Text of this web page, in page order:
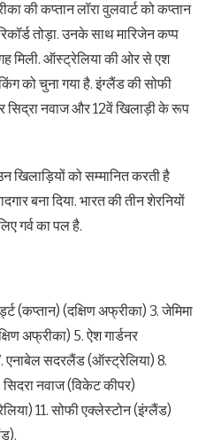
की कप्तान लॉरा वुलवार्ट को कप्तान
तोड़ा. उनके साथ मारिजेन कप्प
मिली. ऑस्ट्रेलिया की ओर से एश
को चुना गया है. इंग्लैंड की सोफी
सिद्रा नवाज और 12वें खिलाड़ी के रूप
खिलाड़ियों को सम्मानित करती है
बना दिया. भारत की तीन शेरनियों
गर्व का पल है.
(कप्तान) (दक्षिण अफ्रीका) 3. जेमिमा
अफ्रीका) 5. ऐश गार्डनर
एनाबेल सदरलैंड (ऑस्ट्रेलिया) 8.
सिदरा नवाज (विकेट कीपर)
11. सोफी एक्लेस्टोन (इंग्लैंड)